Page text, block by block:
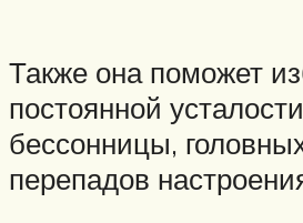
Также она поможет
постоянной
бессонницы,
перепадов